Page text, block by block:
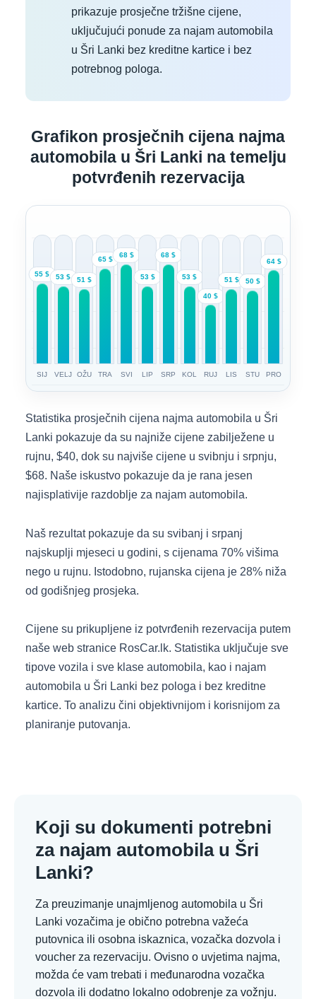
prikazuje prosječne tržišne cijene,
uključujući ponude za najam automobila
u Šri Lanki bez kreditne kartice i bez
potrebnog pologa.
Grafikon prosječnih cijena najma
automobila u Šri Lanki na temelju
potvrđenih rezervacija
55 $
SIJ
53 $
VELJ
51 $
OŽU
65 $
TRA
68 $
SVI
53 $
LIP
68 $
SRP
53 $
KOL
40 $
RUJ
51 $
LIS
50 $
STU
64 $
PRO
Statistika prosječnih cijena najma automobila u Šri
Lanki pokazuje da su najniže cijene zabilježene u
rujnu, $40, dok su najviše cijene u svibnju i srpnju,
$68. Naše iskustvo pokazuje da je rana jesen
najisplativije razdoblje za najam automobila.
Naš rezultat pokazuje da su svibanj i srpanj
najskuplji mjeseci u godini, s cijenama 70% višima
nego u rujnu. Istodobno, rujanska cijena je 28% niža
od godišnjeg prosjeka.
Cijene su prikupljene iz potvrđenih rezervacija putem
naše web stranice RosCar.lk. Statistika uključuje sve
tipove vozila i sve klase automobila, kao i najam
automobila u Šri Lanki bez pologa i bez kreditne
kartice. To analizu čini objektivnijom i korisnijom za
planiranje putovanja.
Koji su dokumenti potrebni
za najam automobila u Šri
Lanki?
Za preuzimanje unajmljenog automobila u Šri
Lanki vozačima je obično potrebna važeća
putovnica ili osobna iskaznica, vozačka dozvola i
voucher za rezervaciju. Ovisno o uvjetima najma,
možda će vam trebati i međunarodna vozačka
dozvola ili dodatno lokalno odobrenje za vožnju.